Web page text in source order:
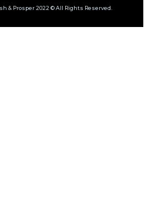
& Prosper 2022 © All Rights Reserved.